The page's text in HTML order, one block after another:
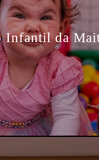
Infantil da